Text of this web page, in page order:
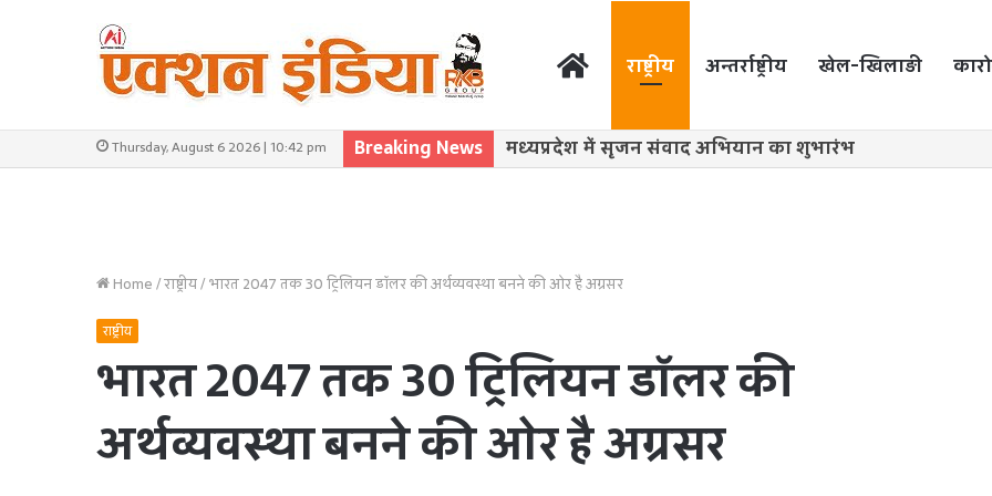
राष्ट्रीय अन्तर्राष्ट्रीय खेल-खिलाड़ी
Thursday, August 6 2026 | 10:42 pm Breaking News
Home/राष्ट्रीय/भारत 2047 तक 30 ट्रिलियन डॉलर की अर्थव्यवस्था बनने की ओर है अग्रसर
राष्ट्रीय
भारत 2047 तक 30 ट्रिलियन डॉलर की
अर्थव्यवस्था बनने की ओर है अग्रसर